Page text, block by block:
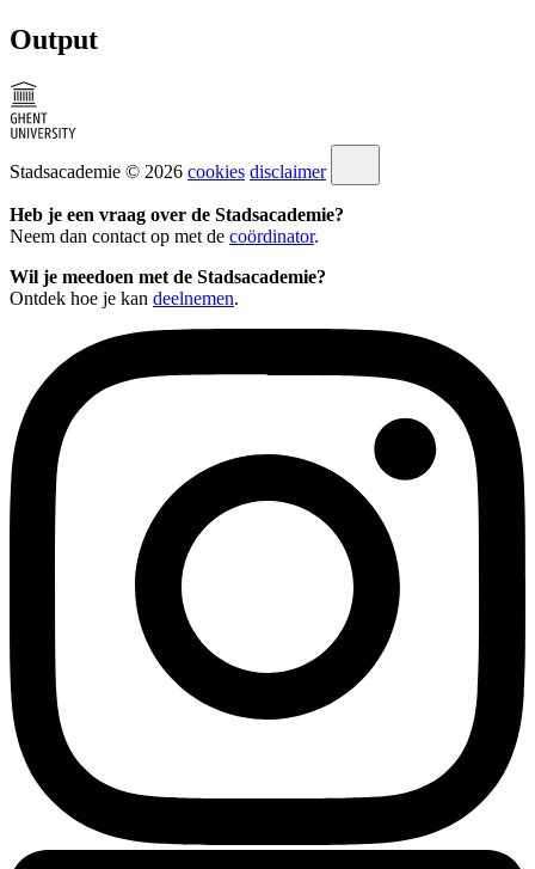
Output
Stadsacademie © 2026 cookies disclaimer
Heb je een vraag over de Stadsacademie?
Neem dan contact op met de coördinator.
Wil je meedoen met de Stadsacademie?
Ontdek hoe je kan deelnemen.